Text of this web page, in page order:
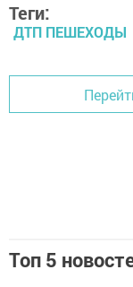
Теги:
ДТП ПЕШЕХОДЫ
Топ 5